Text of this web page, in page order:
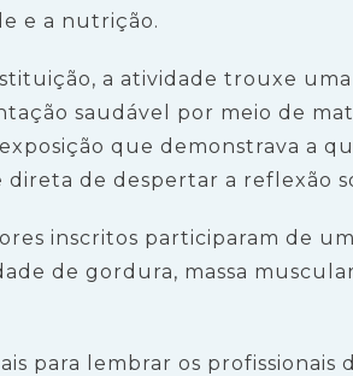
e a nutrição.
a atividade trouxe
saudável por meio de
que demonstrava a
de despertar a reflexão
inscritos participaram de
de gordura, massa
para lembrar os